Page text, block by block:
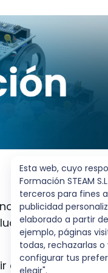
la
con otras
Esta web, cuyo
Formación STEAM
terceros para fines
publicidad
elaborado a partir
ejemplo, páginas
todas, rechazarlas
configurar tus
elegir".